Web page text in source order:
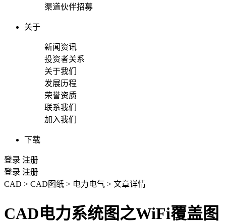
渠道伙伴招募
关于
新闻资讯
投资者关系
关于我们
发展历程
荣誉资质
联系我们
加入我们
下载
登录 注册
登录 注册
CAD > CAD图纸 > 电力电气 > 文章详情
CAD电力系统图之WiFi覆盖图